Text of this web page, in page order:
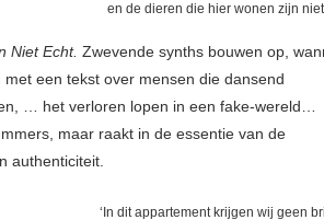
en de dieren die hier wonen zijn niet
Niet Echt. Zwevende synths bouwen op,
een tekst over mensen die dansend
… het verloren lopen in een fake-wereld…
maar raakt in de essentie van de
authenticiteit.
‘In dit appartement krijgen wij geen